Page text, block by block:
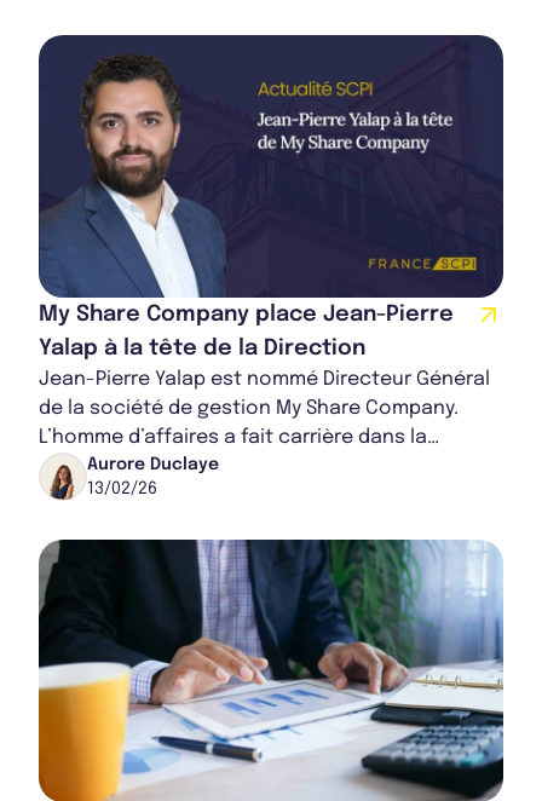
My Share Company place Jean-Pierre
Yalap à la tête de la Direction
Jean-Pierre Yalap est nommé Directeur Général
de la société de gestion My Share Company.
L’homme d’affaires a fait carrière dans la
finance, naviguant entre différentes sociétés
de...
Aurore Duclaye
13/02/26